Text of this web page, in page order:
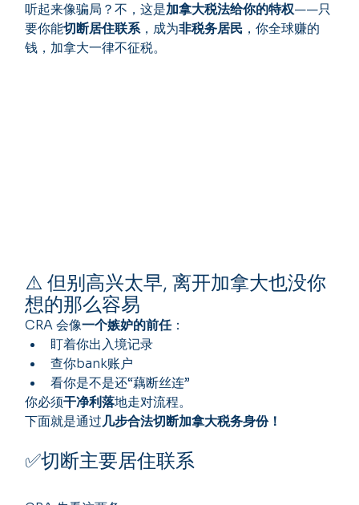
听起来像骗局？不，这是加拿大税法给你的特权——只
要你能切断居住联系，成为非税务居民 ，你全球赚的
钱，加拿大一律不征税。
⚠️ 但别高兴太早, 离开加拿大也没你
想的那么容易
CRA 会像一个嫉妒的前任：
盯着你出入境记录
查你bank账户
看你是不是还“藕断丝连”
你必须干净利落地走对流程。
下面就是通过几步合法切断加拿大税务身份！
✅切断主要居住联系